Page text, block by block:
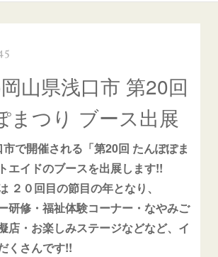
山県浅口市 第20回
まつり ブース出展
で開催される「第20回 たんぽぽま
エイドのブースを出展します!!
２０回目の節目の年となり、
研修・福祉体験コーナー・なやみご
店・お楽しみステージなどなど、イ
くさんです!!